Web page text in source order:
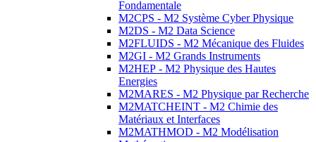
Fondamentale
M2CPS - M2 Système Cyber Physique
M2DS - M2 Data Science
M2FLUIDS - M2 Mécanique des Fluides
M2GI - M2 Grands Instruments
M2HEP - M2 Physique des Hautes
Energies
M2MARES - M2 Physique par Recherche
M2MATCHEINT - M2 Chimie des
Matériaux et Interfaces
M2MATHMOD - M2 Modélisation